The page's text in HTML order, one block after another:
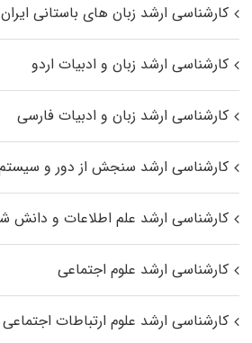
کارشناسی ارشد زبان‌ های باستانی ایران
کارشناسی ارشد زبان و ادبیات اردو
کارشناسی ارشد زبان و ادبیات فارسی
کارشناسی ارشد سنجش از دور و سیستم
کارشناسی ارشد علم اطلاعات و دانش
کارشناسی ارشد علوم اجتماعی
کارشناسی ارشد علوم ارتباطات اجتماعی